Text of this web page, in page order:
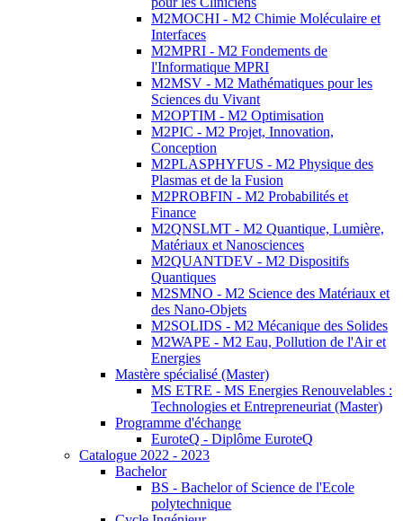
M2MOCHI - M2 Chimie Moléculaire et
Interfaces
M2MPRI - M2 Fondements de
l'Informatique MPRI
M2MSV - M2 Mathématiques pour les
Sciences du Vivant
M2OPTIM - M2 Optimisation
M2PIC - M2 Projet, Innovation,
Conception
M2PLASPHYFUS - M2 Physique des
Plasmas et de la Fusion
M2PROBFIN - M2 Probabilités et
Finance
M2QNSLMT - M2 Quantique, Lumière,
Matériaux et Nanosciences
M2QUANTDEV - M2 Dispositifs
Quantiques
M2SMNO - M2 Science des Matériaux et
des Nano-Objets
M2SOLIDS - M2 Mécanique des Solides
M2WAPE - M2 Eau, Pollution de l'Air et
Energies
Mastère spécialisé (Master)
MS ETRE - MS Energies Renouvelables :
Technologies et Entrepreneuriat (Master)
Programme d'échange
EuroteQ - Diplôme EuroteQ
Catalogue 2022 - 2023
Bachelor
BS - Bachelor of Science de l'Ecole
polytechnique